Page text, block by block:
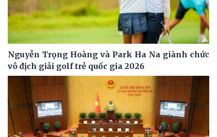
Nguyễn Trọng Hoàng và Park Ha Na giành chức
vô địch giải golf trẻ quốc gia 2026